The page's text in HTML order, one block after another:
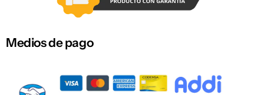
Medios de pago